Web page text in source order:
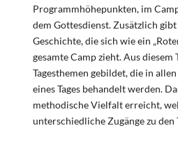
Programmhöhepunkten, im
dem Gottesdienst. Zusätzlich
Geschichte, die sich wie ein
gesamte Camp zieht. Aus diesem
Tagesthemen gebildet, die in
eines Tages behandelt werden.
methodische Vielfalt erreicht,
unterschiedliche Zugänge zu